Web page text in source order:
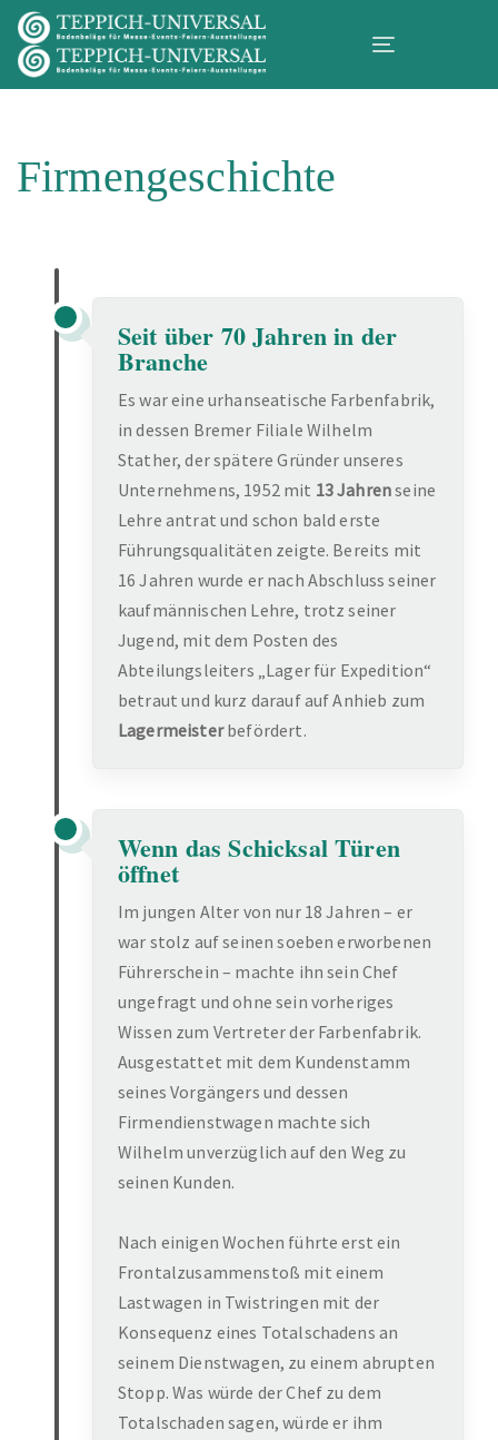
Skip
links
Skip
primary
content
Toggle
navigation
Firmengeschichte
Seit über 70 Jahren in der
Branche
Es war eine urhanseatische Farbenfabrik,
in dessen Bremer Filiale Wilhelm
Stather, der spätere Gründer unseres
Unternehmens, 1952 mit 13 Jahrenseine
Lehre antrat und schon bald erste
Führungsqualitäten zeigte. Bereits mit
16 Jahren wurde er nach Abschluss seiner
kaufmännischen Lehre, trotz seiner
Jugend, mit dem Posten des
Abteilungsleiters „Lager für Expedition“
betraut und kurz darauf auf Anhieb zum
Lagermeisterbefördert.
Wenn das Schicksal Türen
öffnet
Im jungen Alter von nur 18 Jahren – er
war stolz auf seinen soeben erworbenen
Führerschein – machte ihn sein Chef
ungefragt und ohne sein vorheriges
Wissen zum Vertreter der Farbenfabrik.
Ausgestattet mit dem Kundenstamm
seines Vorgängers und dessen
Firmendienstwagen machte sich
Wilhelm unverzüglich auf den Weg zu
seinen Kunden.
Nach einigen Wochen führte erst ein
Frontalzusammenstoß mit einem
Lastwagen in Twistringen mit der
Konsequenz eines Totalschadens an
seinem Dienstwagen, zu einem abrupten
Stopp. Was würde der Chef zu dem
Totalschaden sagen, würde er ihm